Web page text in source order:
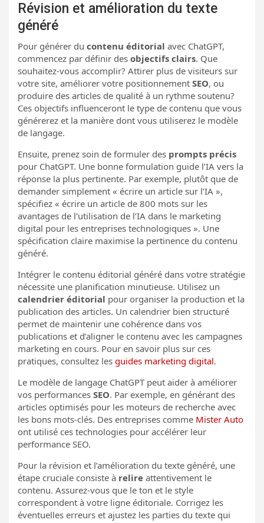
Révision et amélioration du texte
généré
Pour générer du contenu éditorial avec ChatGPT,
commencez par définir des objectifs clairs. Que
souhaitez-vous accomplir? Attirer plus de visiteurs sur
votre site, améliorer votre positionnement SEO, ou
produire des articles de qualité à un rythme soutenu?
Ces objectifs influenceront le type de contenu que vous
générerez et la manière dont vous utiliserez le modèle
de langage.
Ensuite, prenez soin de formuler des prompts précis
pour ChatGPT. Une bonne formulation guide l’IA vers la
réponse la plus pertinente. Par exemple, plutôt que de
demander simplement « écrire un article sur l’IA »,
spécifiez « écrire un article de 800 mots sur les
avantages de l’utilisation de l’IA dans le marketing
digital pour les entreprises technologiques ». Une
spécification claire maximise la pertinence du contenu
généré.
Intégrer le contenu éditorial généré dans votre stratégie
nécessite une planification minutieuse. Utilisez un
calendrier éditorial pour organiser la production et la
publication des articles. Un calendrier bien structuré
permet de maintenir une cohérence dans vos
publications et d’aligner le contenu avec les campagnes
marketing en cours. Pour en savoir plus sur ces
pratiques, consultez les guides marketing digital.
Le modèle de langage ChatGPT peut aider à améliorer
vos performances SEO. Par exemple, en générant des
articles optimisés pour les moteurs de recherche avec
les bons mots-clés. Des entreprises comme Mister Auto
ont utilisé ces technologies pour accélérer leur
performance SEO.
Pour la révision et l’amélioration du texte généré, une
étape cruciale consiste à relire attentivement le
contenu. Assurez-vous que le ton et le style
correspondent à votre ligne éditoriale. Corrigez les
éventuelles erreurs et ajustez les parties du texte qui